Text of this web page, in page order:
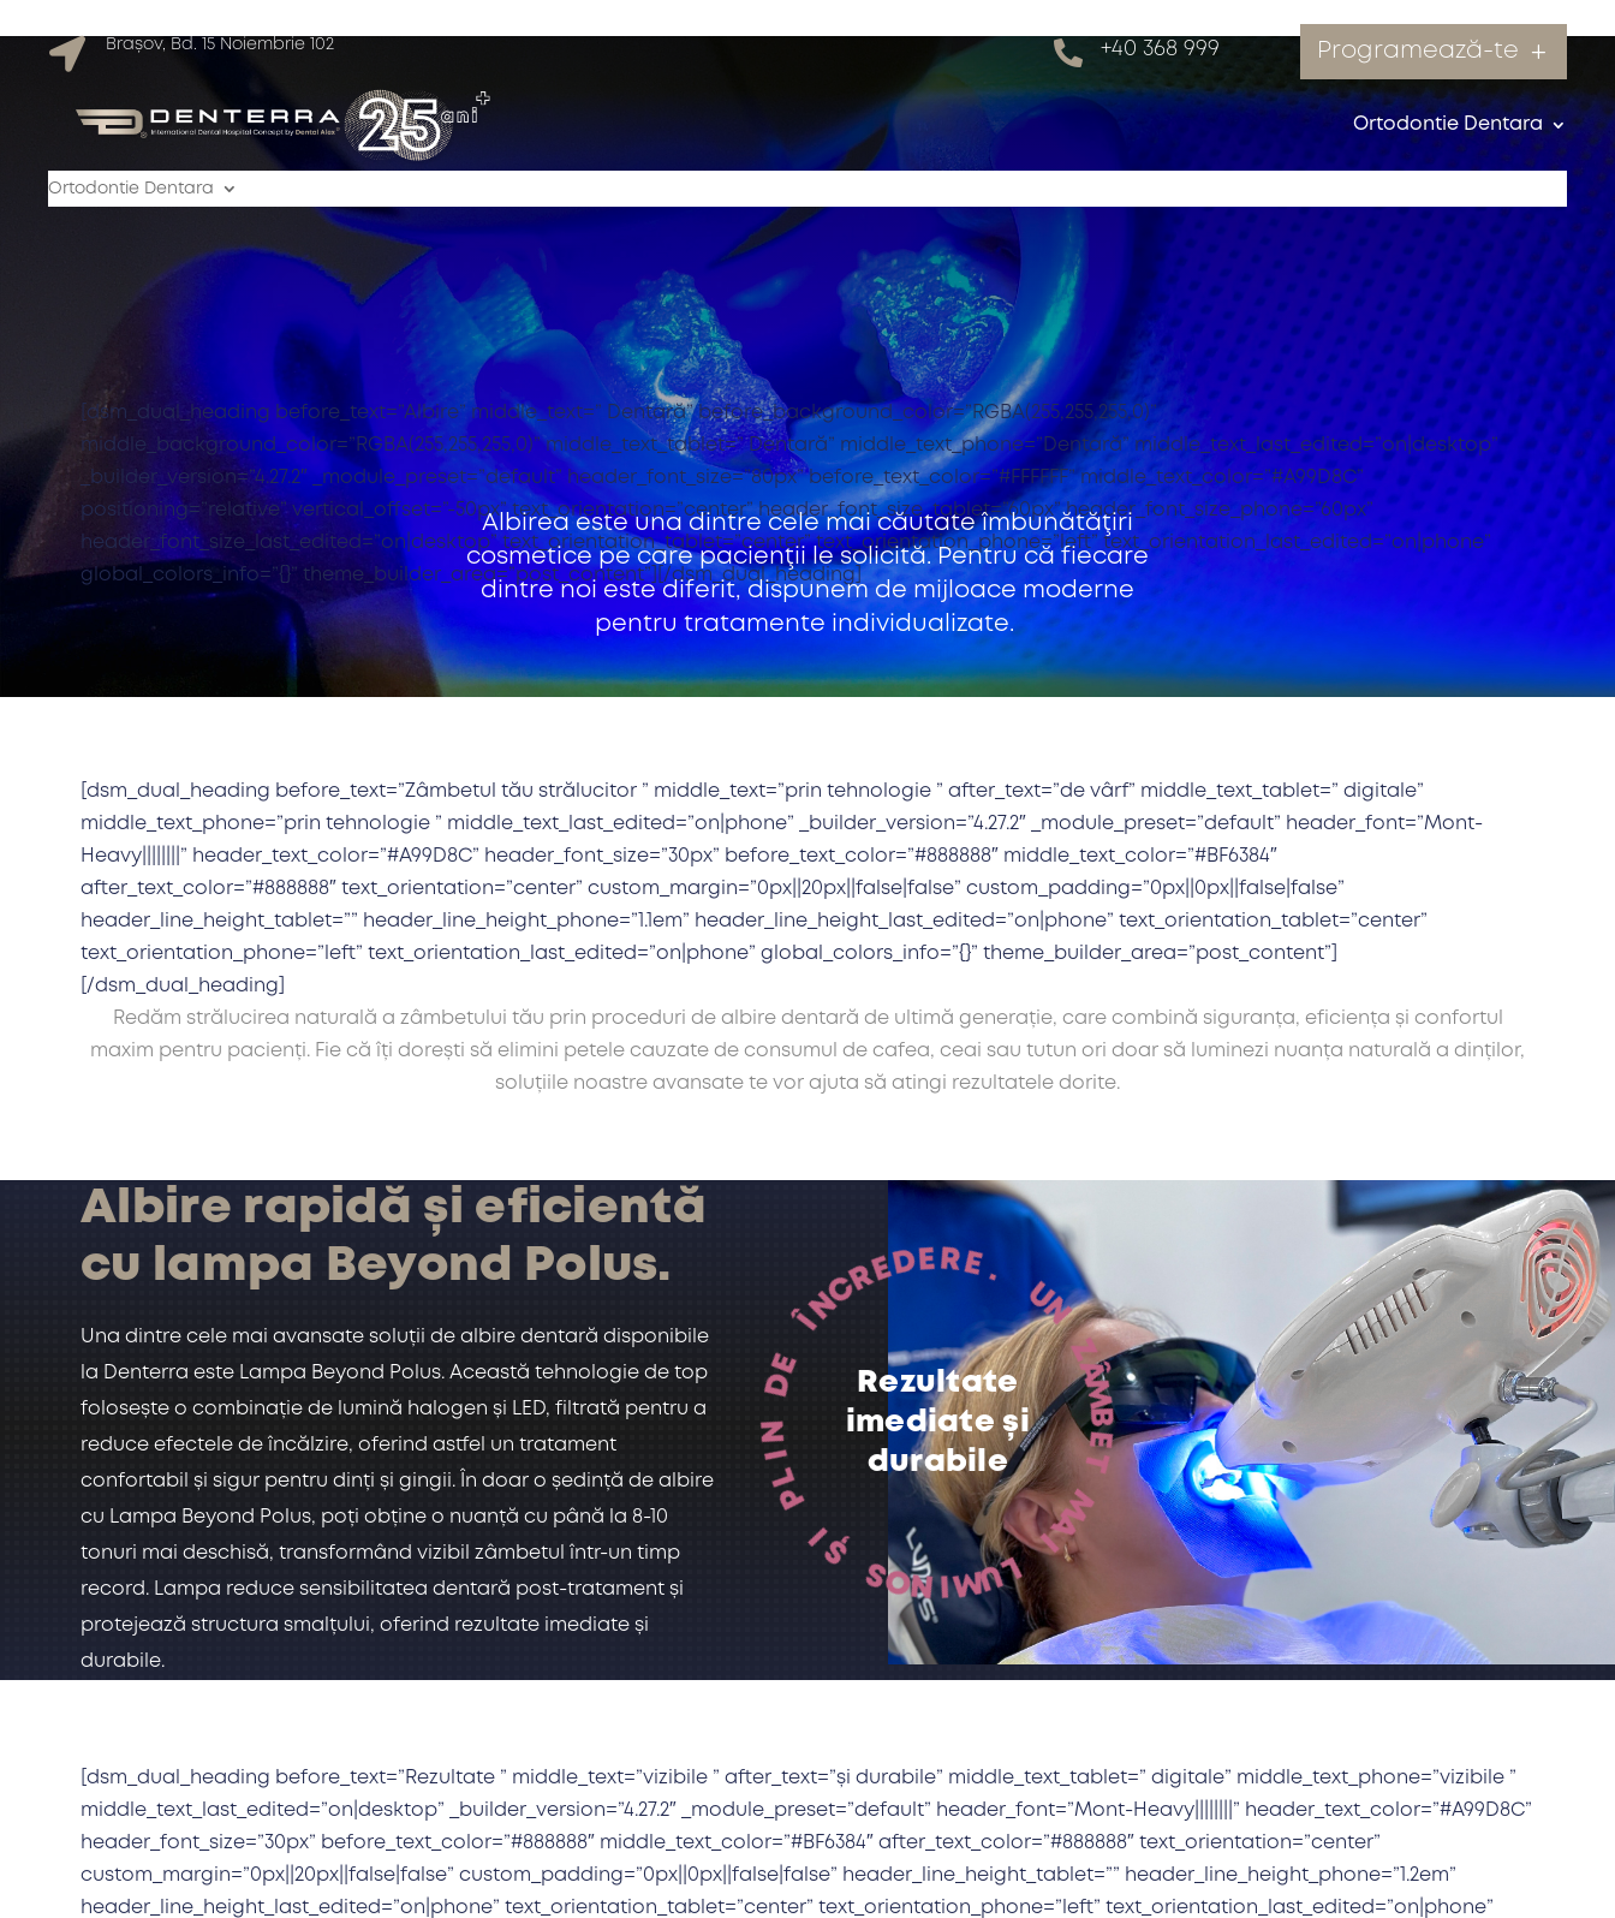
 Brașov, Bd. 15 Noiembrie 102  +40 368 999 Programează-te
Ortodontie Dentara
Ortodontie Dentara
[dsm_dual_heading before_text=”Albire” middle_text=” Dentară” before_background_color=”RGBA(255,255,255,0)”
middle_background_color=”RGBA(255,255,255,0)” middle_text_tablet=” Dentară” middle_text_phone=”Dentară” middle_text_last_edited=”on|desktop”
_builder_version=”4.27.2″ _module_preset=”default” header_font_size=”80px” before_text_color=”#FFFFFF” middle_text_color=”#A99D8C”
positioning=”relative” vertical_offset=”-50px” text_orientation=”center” header_font_size_tablet=”60px” header_font_size_phone=”60px”
header_font_size_last_edited=”on|desktop” text_orientation_tablet=”center” text_orientation_phone=”left” text_orientation_last_edited=”on|phone”
global_colors_info=”{}” theme_builder_area=”post_content”][/dsm_dual_heading]
Albirea este una dintre cele mai căutate îmbunătăţiri
cosmetice pe care pacienţii le solicită. Pentru că fiecare
dintre noi este diferit, dispunem de mijloace moderne
pentru tratamente individualizate.
[dsm_dual_heading before_text=”Zâmbetul tău strălucitor ” middle_text=”prin tehnologie ” after_text=”de vârf” middle_text_tablet=” digitale”
middle_text_phone=”prin tehnologie ” middle_text_last_edited=”on|phone” _builder_version=”4.27.2″ _module_preset=”default” header_font=”Mont-
Heavy||||||||” header_text_color=”#A99D8C” header_font_size=”30px” before_text_color=”#888888″ middle_text_color=”#BF6384″
after_text_color=”#888888″ text_orientation=”center” custom_margin=”0px||20px||false|false” custom_padding=”0px||0px||false|false”
header_line_height_tablet=”” header_line_height_phone=”1.1em” header_line_height_last_edited=”on|phone” text_orientation_tablet=”center”
text_orientation_phone=”left” text_orientation_last_edited=”on|phone” global_colors_info=”{}” theme_builder_area=”post_content”]
[/dsm_dual_heading]
Redăm strălucirea naturală a zâmbetului tău prin proceduri de albire dentară de ultimă generație, care combină siguranța, eficiența și confortul
maxim pentru pacienți. Fie că îți dorești să elimini petele cauzate de consumul de cafea, ceai sau tutun ori doar să luminezi nuanța naturală a dinților,
soluțiile noastre avansate te vor ajuta să atingi rezultatele dorite.
Albire rapidă și eficientă
cu lampa Beyond Polus.
Una dintre cele mai avansate soluții de albire dentară disponibile
la Denterra este Lampa Beyond Polus. Această tehnologie de top
folosește o combinație de lumină halogen și LED, filtrată pentru a
reduce efectele de încălzire, oferind astfel un tratament
confortabil și sigur pentru dinți și gingii. În doar o ședință de albire
cu Lampa Beyond Polus, poți obține o nuanță cu până la 8-10
tonuri mai deschisă, transformând vizibil zâmbetul într-un timp
record. Lampa reduce sensibilitatea dentară post-tratament și
protejează structura smalțului, oferind rezultate imediate și
durabile.
Rezultate
imediate și
durabile
U
N
Z
Â
M
B
E
T
M
A
I
L
U
M
I
N
O
S
Ș
I
P
L
N
D
E
ÎNCRE DER
.
[dsm_dual_heading before_text=”Rezultate ” middle_text=”vizibile ” after_text=”și durabile” middle_text_tablet=” digitale” middle_text_phone=”vizibile ”
middle_text_last_edited=”on|desktop” _builder_version=”4.27.2″ _module_preset=”default” header_font=”Mont-Heavy||||||||” header_text_color=”#A99D8C”
header_font_size=”30px” before_text_color=”#888888″ middle_text_color=”#BF6384″ after_text_color=”#888888″ text_orientation=”center”
custom_margin=”0px||20px||false|false” custom_padding=”0px||0px||false|false” header_line_height_tablet=”” header_line_height_phone=”1.2em”
header_line_height_last_edited=”on|phone” text_orientation_tablet=”center” text_orientation_phone=”left” text_orientation_last_edited=”on|phone”